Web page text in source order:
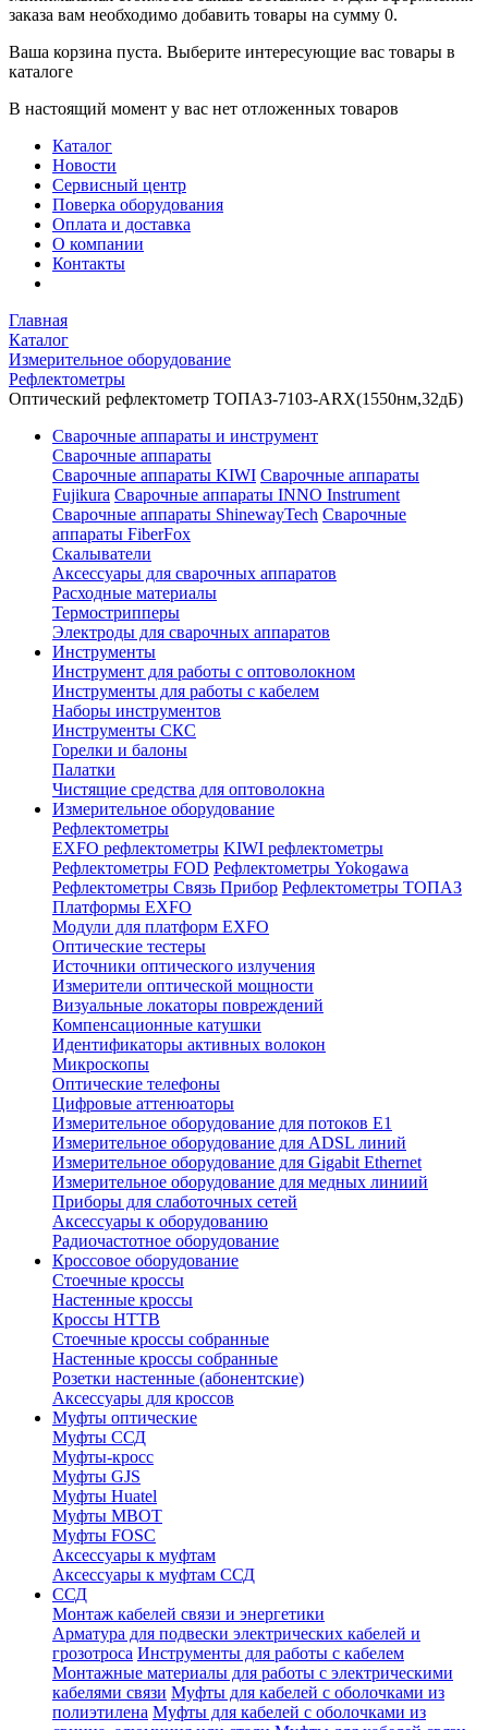
заказа вам необходимо добавить товары на сумму 0.
Ваша корзина пуста. Выберите интересующие вас товары в
каталоге
В настоящий момент у вас нет отложенных товаров
Каталог
Новости
Сервисный центр
Поверка оборудования
Оплата и доставка
О компании
Контакты
Главная
Каталог
Измерительное оборудование
Рефлектометры
Оптический рефлектометр ТОПАЗ-7103-ARX(1550нм,32дБ)
Сварочные аппараты и инструмент
Сварочные аппараты
Сварочные аппараты KIWI Сварочные аппараты
Fujikura Сварочные аппараты INNO Instrument
Сварочные аппараты ShinewayTech Cварочные
аппараты FiberFox
Скалыватели
Аксессуары для сварочных аппаратов
Расходные материалы
Термострипперы
Электроды для сварочных аппаратов
Инструменты
Инструмент для работы с оптоволокном
Инструменты для работы с кабелем
Наборы инструментов
Инструменты СКС
Горелки и балоны
Палатки
Чистящие средства для оптоволокна
Измерительное оборудование
Рефлектометры
EXFO рефлектометры KIWI рефлектометры
Рефлектометры FOD Рефлектометры Yokogawa
Рефлектометры Связь Прибор Рефлектометры ТОПАЗ
Платформы EXFO
Модули для платформ EXFO
Оптические тестеры
Источники оптического излучения
Измерители оптической мощности
Визуальные локаторы повреждений
Компенсационные катушки
Идентификаторы активных волокон
Микроскопы
Оптические телефоны
Цифровые аттенюаторы
Измерительное оборудование для потоков Е1
Измерительное оборудование для ADSL линий
Измерительное оборудование для Gigabit Ethernet
Измерительное оборудование для медных линиий
Приборы для слаботочных сетей
Аксессуары к оборудованию
Радиочастотное оборудование
Кроссовое оборудование
Стоечные кроссы
Настенные кроссы
Кроссы HTTB
Стоечные кроссы собранные
Настенные кроссы собранные
Розетки настенные (абонентские)
Аксессуары для кроссов
Муфты оптические
Муфты ССД
Муфты-кросс
Муфты GJS
Муфты Huatel
Муфты МВОТ
Муфты FOSC
Аксессуары к муфтам
Аксессуары к муфтам ССД
ССД
Монтаж кабелей связи и энергетики
Арматура для подвески электрических кабелей и
грозотроса Инструменты для работы с кабелем
Монтажные материалы для работы с электрическими
кабелями связи Муфты для кабелей с оболочками из
полиэтилена Муфты для кабелей с оболочками из